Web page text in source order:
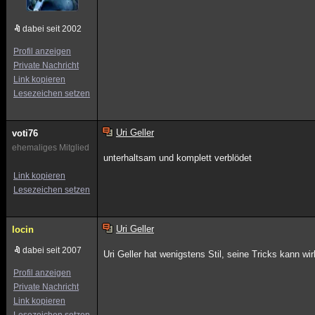
dabei seit 2002
Profil anzeigen
Private Nachricht
Link kopieren
Lesezeichen setzen
voti76
ehemaliges Mitglied
Link kopieren
Lesezeichen setzen
Uri Geller
unterhaltsam und komplett verblödet
locin
dabei seit 2007
Profil anzeigen
Private Nachricht
Link kopieren
Uri Geller
Uri Geller hat wenigstens Stil, seine Tricks kann